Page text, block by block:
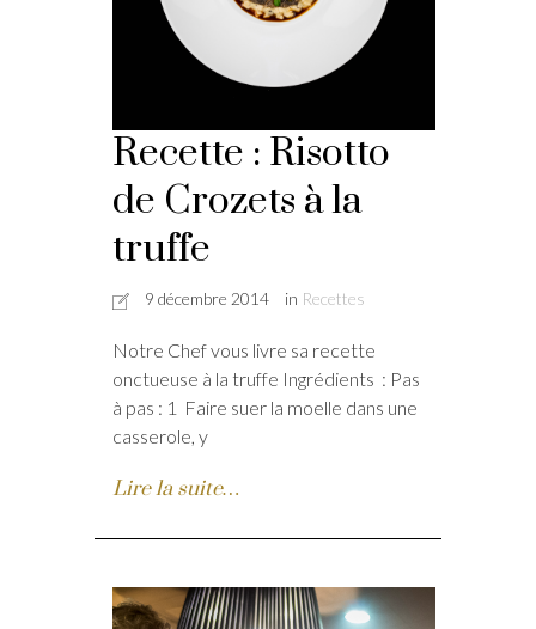
Recette : Risotto
de Crozets à la
truffe
9 décembre 2014 in Recettes
Notre Chef vous livre sa recette
onctueuse à la truffe Ingrédients : Pas
à pas : 1 Faire suer la moelle dans une
casserole, y
Lire la suite…